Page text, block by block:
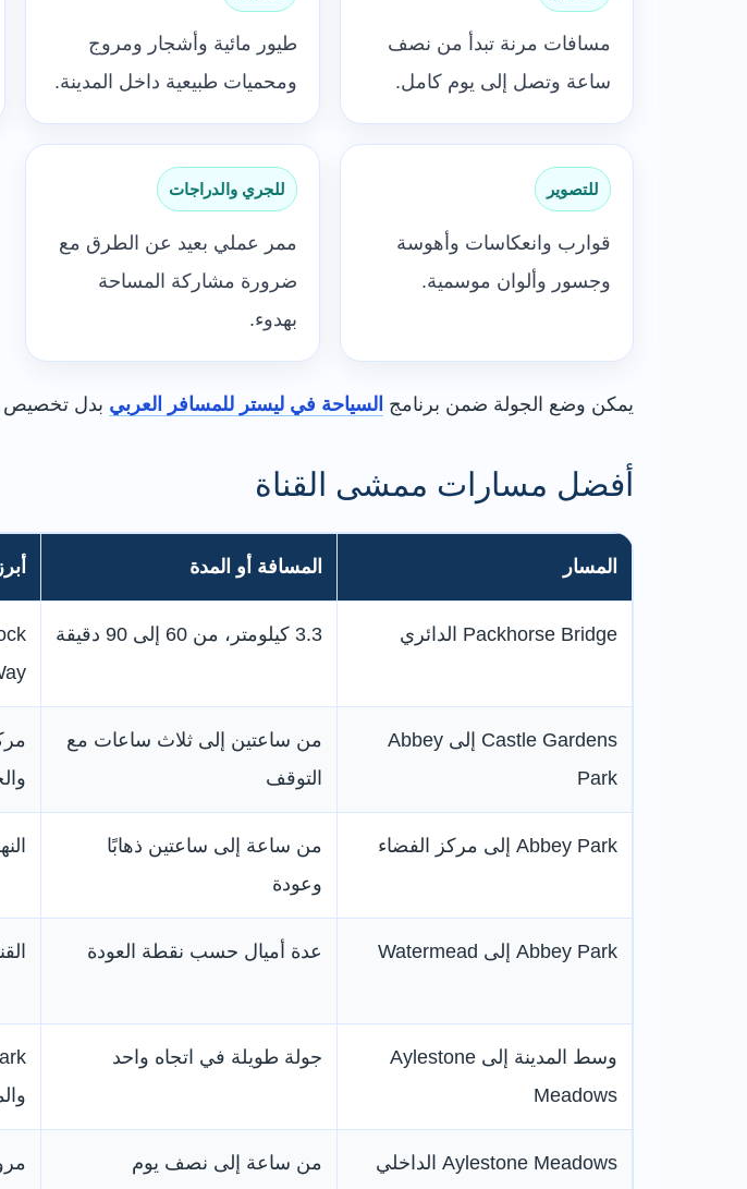
مسافات مرنة تبدأ من نصف
ساعة وتصل إلى يوم كامل.
طيور مائية وأشجار ومروج
ومحميات طبيعية داخل المدينة.
للتصوير
قوارب وانعكاسات وأهوسة
وجسور وألوان موسمية.
للجري والدراجات
ممر عملي بعيد عن الطرق مع
ضرورة مشاركة المساحة
بهدوء.
يمكن وضع الجولة ضمن برنامج السياحة في ليستر للمسافر العربي بدل تخصيص
أفضل مسارات ممشى القناة
المسار المسافة أو المدة
Packhorse Bridge الدائري 3.3 كيلومتر، من 60 إلى 90 دقيقة
Castle Gardens إلى Abbey
Park
من ساعتين إلى ثلاث ساعات مع
التوقف
Abbey Park إلى مركز الفضاء
من ساعة إلى ساعتين ذهابًا
وعودة
Abbey Park إلى Watermead عدة أميال حسب نقطة العودة
وسط المدينة إلى Aylestone
Meadows
جولة طويلة في اتجاه واحد
Aylestone Meadows الداخلي من ساعة إلى نصف يوم